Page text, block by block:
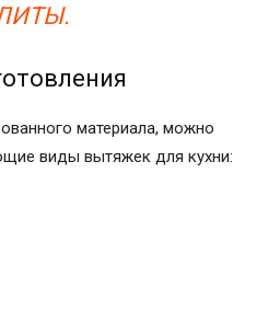
материала, можно
виды вытяжек для кухни: